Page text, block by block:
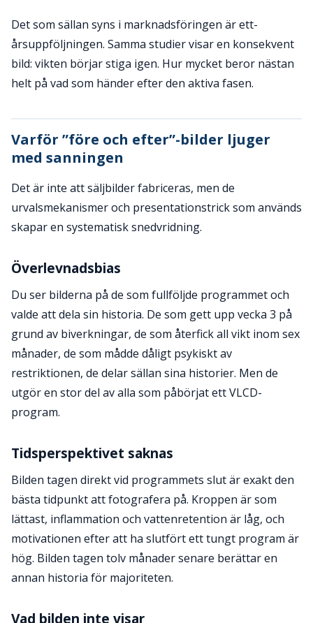
Det som sällan syns i marknadsföringen är ett-
årsuppföljningen. Samma studier visar en konsekvent
bild: vikten börjar stiga igen. Hur mycket beror nästan
helt på vad som händer efter den aktiva fasen.
Varför ”före och efter”-bilder ljuger
med sanningen
Det är inte att säljbilder fabriceras, men de
urvalsmekanismer och presentationstrick som används
skapar en systematisk snedvridning.
Överlevnadsbias
Du ser bilderna på de som fullföljde programmet och
valde att dela sin historia. De som gett upp vecka 3 på
grund av biverkningar, de som återfick all vikt inom sex
månader, de som mådde dåligt psykiskt av
restriktionen, de delar sällan sina historier. Men de
utgör en stor del av alla som påbörjat ett VLCD-
program.
Tidsperspektivet saknas
Bilden tagen direkt vid programmets slut är exakt den
bästa tidpunkt att fotografera på. Kroppen är som
lättast, inflammation och vattenretention är låg, och
motivationen efter att ha slutfört ett tungt program är
hög. Bilden tagen tolv månader senare berättar en
annan historia för majoriteten.
Vad bilden inte visar